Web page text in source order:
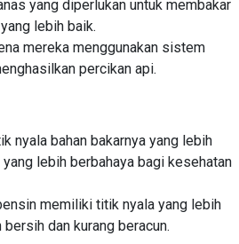
yang diperlukan untuk membakar
lebih baik.
mereka menggunakan sistem
percikan api.
nyala bahan bakarnya yang lebih
lebih berbahaya bagi kesehatan
memiliki titik nyala yang lebih
dan kurang beracun.